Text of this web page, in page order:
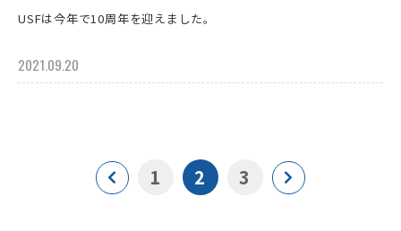
USFは今年で10周年を迎えました。
2021.09.20
1 2 3